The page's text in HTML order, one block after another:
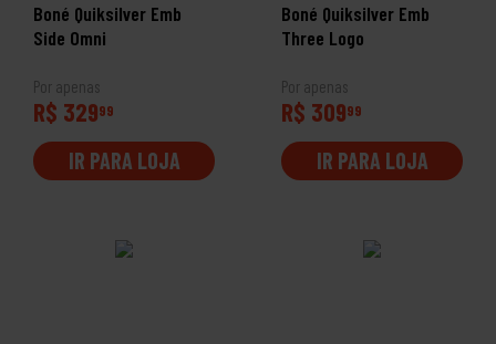
Boné Quiksilver Emb
Side Omni
Por apenas
R$ 32999
IR PARA LOJA
Boné Quiksilver Emb
Three Logo
Por apenas
R$ 30999
IR PARA LOJA